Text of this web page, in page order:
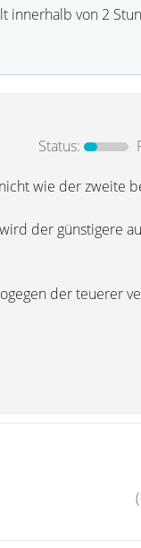
innerhalb von 2
Status:
wie der zweite
der günstigere
der teuerer